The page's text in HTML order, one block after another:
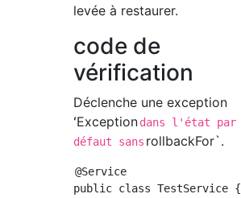
levée à restaurer.
code de
vérification
Déclenche une exception
ʻExceptiondans l'état par
défaut sans rollbackFor`.
@Service
public class TestService {